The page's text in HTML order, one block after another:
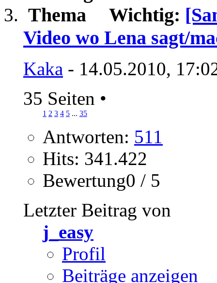
Wichtig:
Video wo Lena sagt/
Kaka - 14.05.2010,
35 Seiten •
1 2 3 4 5 ... 35
Antworten: 511
Hits: 341.422
Bewertung0 / 5
Letzter Beitrag von
j_easy
Profil
Beiträge anzeigen